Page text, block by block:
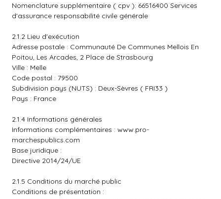
Nomenclature supplémentaire ( cpv ): 66516400 Services
d'assurance responsabilité civile générale
2.1.2 Lieu d'exécution
Adresse postale : Communauté De Communes Mellois En
Poitou, Les Arcades, 2 Place de Strasbourg
Ville : Melle
Code postal : 79500
Subdivision pays (NUTS) : Deux-Sèvres ( FRI33 )
Pays : France
2.1.4 Informations générales
Informations complémentaires : www.pro-
marchespublics.com
Base juridique :
Directive 2014/24/UE
2.1.5 Conditions du marché public
Conditions de présentation :